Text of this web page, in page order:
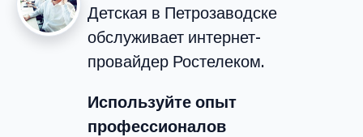
Детская в Петрозаводске
обслуживает интернет-
провайдер Ростелеком.
Используйте опыт
профессионалов